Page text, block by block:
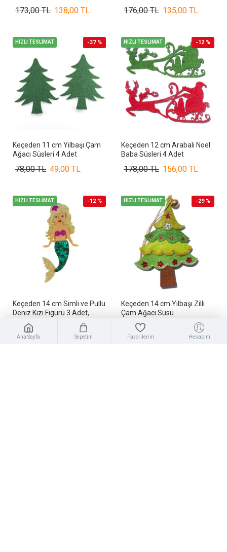
138,00 TL
173,00 TL 135,00 TL
176,00 TL
HIZLI TESLİMAT -37 %
Keçeden 11 cm Yılbaşı Çam
Ağacı Süsleri 4 Adet
49,00 TL
78,00 TL
HIZLI TESLİMAT -12 %
Keçeden 12 cm Arabalı Noel
Baba Süsleri 4 Adet
156,00 TL
178,00 TL
HIZLI TESLİMAT -12 %
Keçeden 14 cm Simli ve Pullu
Deniz Kızı Figürü 3 Adet,
Keçeden Deniz Kızı Figürü
156,00 TL
178,00 TL
HIZLI TESLİMAT -29 %
Keçeden 14 cm Yılbaşı Zilli
Çam Ağacı Süsü
126,00 TL
Ana Sayfa Sepetim Favorilerim Hesabım